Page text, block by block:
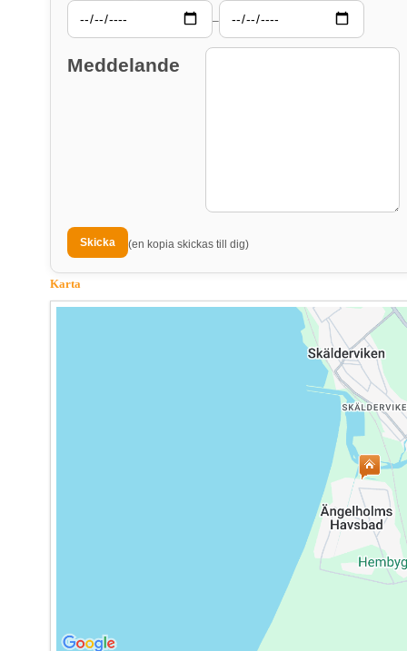
–
Meddelande
(en kopia skickas till dig)
Karta